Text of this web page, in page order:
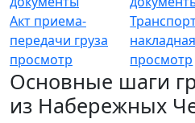
Акт приема-
передачи груза
просмотр
накладная
просмотр
Основные шаги
из Набережных